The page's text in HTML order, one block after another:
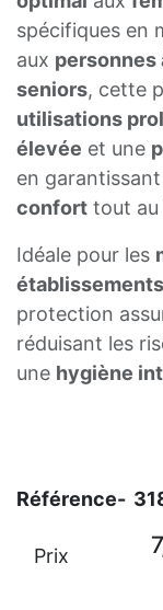
spécifiques en
aux personnes
seniors, cette
utilisations
élevée et une
en
confort tout au
Idéale pour les
protection
réduisant les
une hygiène
Référence-
Prix